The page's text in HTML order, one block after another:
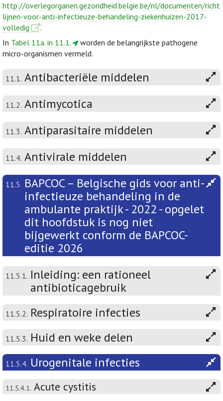
http://overlegorganen.gezondheid.belgie.be/nl/documenten/richt
lijnen-voor-anti-infectieuze-behandeling-ziekenhuizen-2017-
volledig
.
In Tabel 11a. in 11.1.
worden de belangrijkste pathogene
micro-organismen vermeld.
11.1. Antibacteriële middelen
11.2. Antimycotica
11.3. Antiparasitaire middelen
11.4. Antivirale middelen
11.5. BAPCOC – Belgische gids voor anti-
infectieuze behandeling in de
ambulante praktijk - 2022 - opgelet
dit hoofdstuk is nog niet
bijgewerkt conform de BAPCOC-
editie 2026
11.5.1. Inleiding: een rationeel
antibioticagebruik
11.5.2. Respiratoire infecties
11.5.3. Huid en weke delen
11.5.4. Urogenitale infecties
11.5.4.1. Acute cystitis